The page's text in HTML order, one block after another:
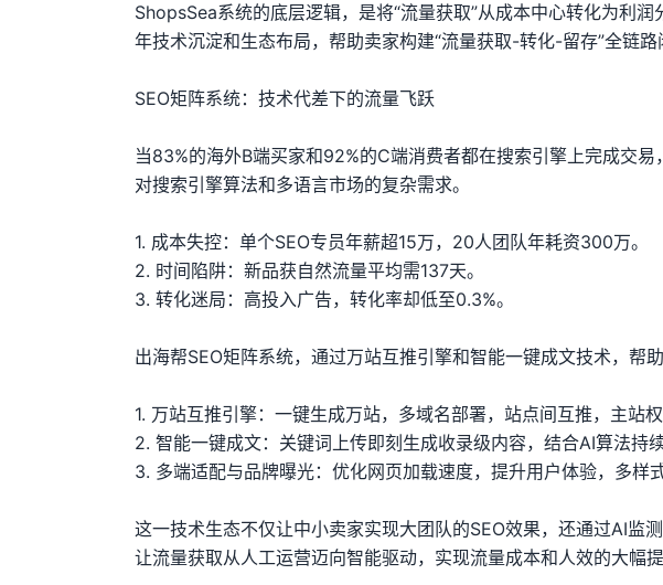
ShopsSea系统的底层逻辑，是将“流量获取”从成本中心转化为利
年技术沉淀和生态布局，帮助卖家构建“流量获取-转化-留存”全链路
SEO矩阵系统：技术代差下的流量飞跃
当83%的海外B端买家和92%的C端消费者都在搜索引擎上完成交
对搜索引擎算法和多语言市场的复杂需求。
1. 成本失控：单个SEO专员年薪超15万，20人团队年耗资300万。
2. 时间陷阱：新品获自然流量平均需137天。
3. 转化迷局：高投入广告，转化率却低至0.3%。
出海帮SEO矩阵系统，通过万站互推引擎和智能一键成文技术，帮
1. 万站互推引擎：一键生成万站，多域名部署，站点间互推，主站权
2. 智能一键成文：关键词上传即刻生成收录级内容，结合AI算法持续
3. 多端适配与品牌曝光：优化网页加载速度，提升用户体验，多样
这一技术生态不仅让中小卖家实现大团队的SEO效果，还通过AI监
让流量获取从人工运营迈向智能驱动，实现流量成本和人效的大幅提